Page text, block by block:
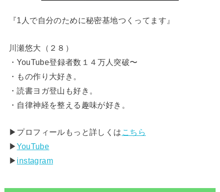
『1人で自分のために秘密基地つくってます』
川瀬悠大（２８）
・YouTube登録者数１４万人突破〜
・もの作り大好き。
・読書ヨガ登山も好き。
・自律神経を整える趣味が好き。
▶︎プロフィールもっと詳しくは こちら
▶︎YouTube
▶︎ instagram